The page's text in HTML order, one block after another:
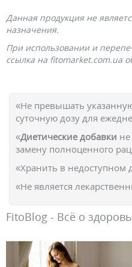
Данная продукция не
назначения.
При использовании и
ссылка на fitomarket.com.ua
«Не превышать
суточную дозу для
«Диетические добавки не
замену полноценного
«Хранить в недоступном
«Не является
FitoBlog - Всё о